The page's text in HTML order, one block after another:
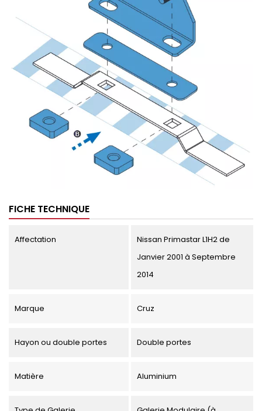
FICHE TECHNIQUE
Affectation
Nissan Primastar L1H2 de
Janvier 2001 à Septembre
2014
Marque Cruz
Hayon ou double portes Double portes
Matière Aluminium